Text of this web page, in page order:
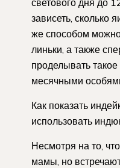
зависеть, сколько
же способом
линьки, а также
проделывать
месячными
Как показать
использовать
Несмотря на то,
мамы, но